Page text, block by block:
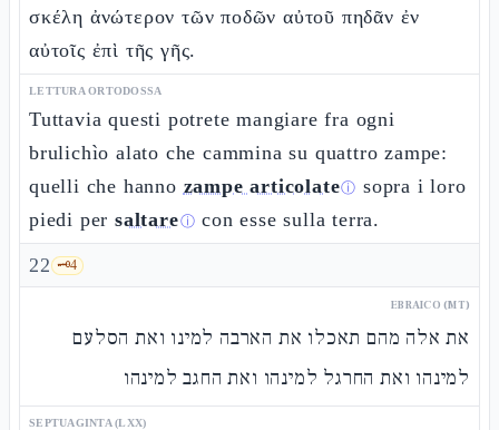
σκέλη ἀνώτερον τῶν ποδῶν αὐτοῦ πηδᾶν ἐν
αὐτοῖς ἐπὶ τῆς γῆς.
LETTURA ORTODOSSA
Tuttavia questi potrete mangiare fra ogni
brulichìo alato che cammina su quattro zampe:
quelli che hanno zampe articolateⓘ sopra i loro
piedi persaltareⓘ con esse sulla terra.
22 🗝️4
EBRAICO (MT)
את אלה מהם תאכלו את הארבה למינו ואת הסלעם
למינהו ואת החרגל למינהו ואת החגב למינהו
SEPTUAGINTA (LXX)